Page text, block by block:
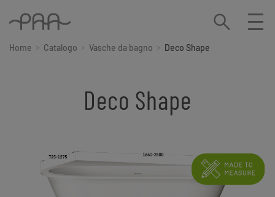
Home Catalogo Vasche da bagno Deco Shape
Deco Shape